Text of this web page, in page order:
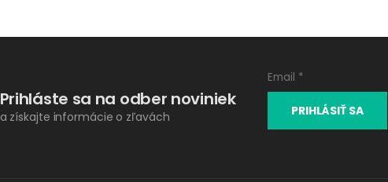
Prihláste sa na odber noviniek
a získajte informácie o zľavách